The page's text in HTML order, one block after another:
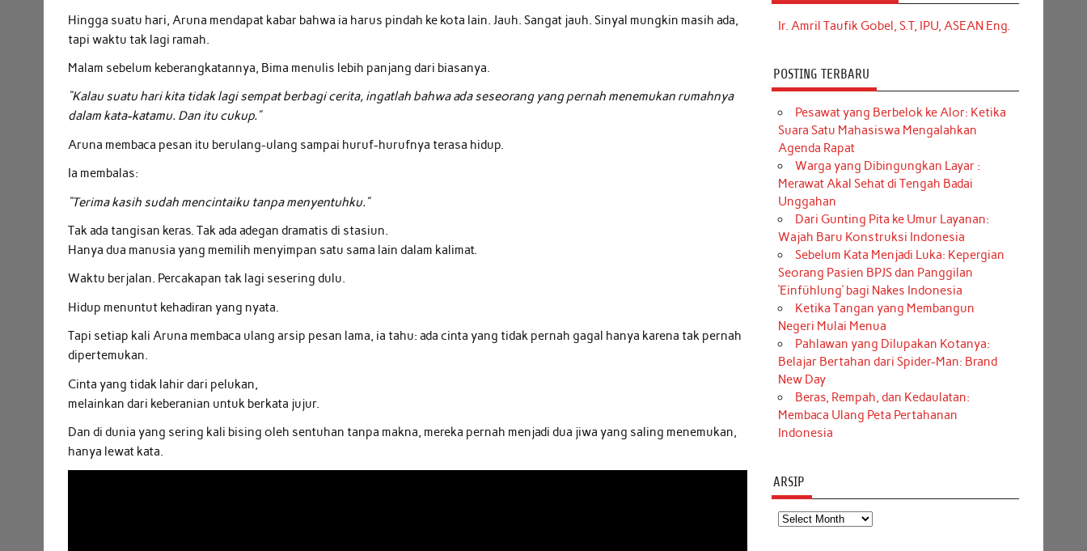
Hingga suatu hari, Aruna mendapat kabar bahwa ia harus pindah ke kota lain. Jauh. Sangat jauh. Sinyal mungkin masih ada,
tapi waktu tak lagi ramah.
Malam sebelum keberangkatannya, Bima menulis lebih panjang dari biasanya.
“Kalau suatu hari kita tidak lagi sempat berbagi cerita, ingatlah bahwa ada seseorang yang pernah menemukan rumahnya
dalam kata-katamu. Dan itu cukup.”
Aruna membaca pesan itu berulang-ulang sampai huruf-hurufnya terasa hidup.
Ia membalas:
“Terima kasih sudah mencintaiku tanpa menyentuhku.”
Tak ada tangisan keras. Tak ada adegan dramatis di stasiun.
Hanya dua manusia yang memilih menyimpan satu sama lain dalam kalimat.
Waktu berjalan. Percakapan tak lagi sesering dulu.
Hidup menuntut kehadiran yang nyata.
Tapi setiap kali Aruna membaca ulang arsip pesan lama, ia tahu: ada cinta yang tidak pernah gagal hanya karena tak pernah
dipertemukan.
Cinta yang tidak lahir dari pelukan,
melainkan dari keberanian untuk berkata jujur.
Dan di dunia yang sering kali bising oleh sentuhan tanpa makna, mereka pernah menjadi dua jiwa yang saling menemukan,
hanya lewat kata.
Ir. Amril Taufik Gobel, S.T, IPU, ASEAN Eng.
POSTING TERBARU
Pesawat yang Berbelok ke Alor: Ketika
Suara Satu Mahasiswa Mengalahkan
Agenda Rapat
Warga yang Dibingungkan Layar :
Merawat Akal Sehat di Tengah Badai
Unggahan
Dari Gunting Pita ke Umur Layanan:
Wajah Baru Konstruksi Indonesia
Sebelum Kata Menjadi Luka: Kepergian
Seorang Pasien BPJS dan Panggilan
‘Einfühlung’ bagi Nakes Indonesia
Ketika Tangan yang Membangun
Negeri Mulai Menua
Pahlawan yang Dilupakan Kotanya:
Belajar Bertahan dari Spider-Man: Brand
New Day
Beras, Rempah, dan Kedaulatan:
Membaca Ulang Peta Pertahanan
Indonesia
ARSIP
Arsip